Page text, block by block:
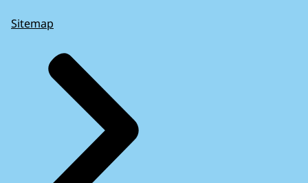
Sitemap